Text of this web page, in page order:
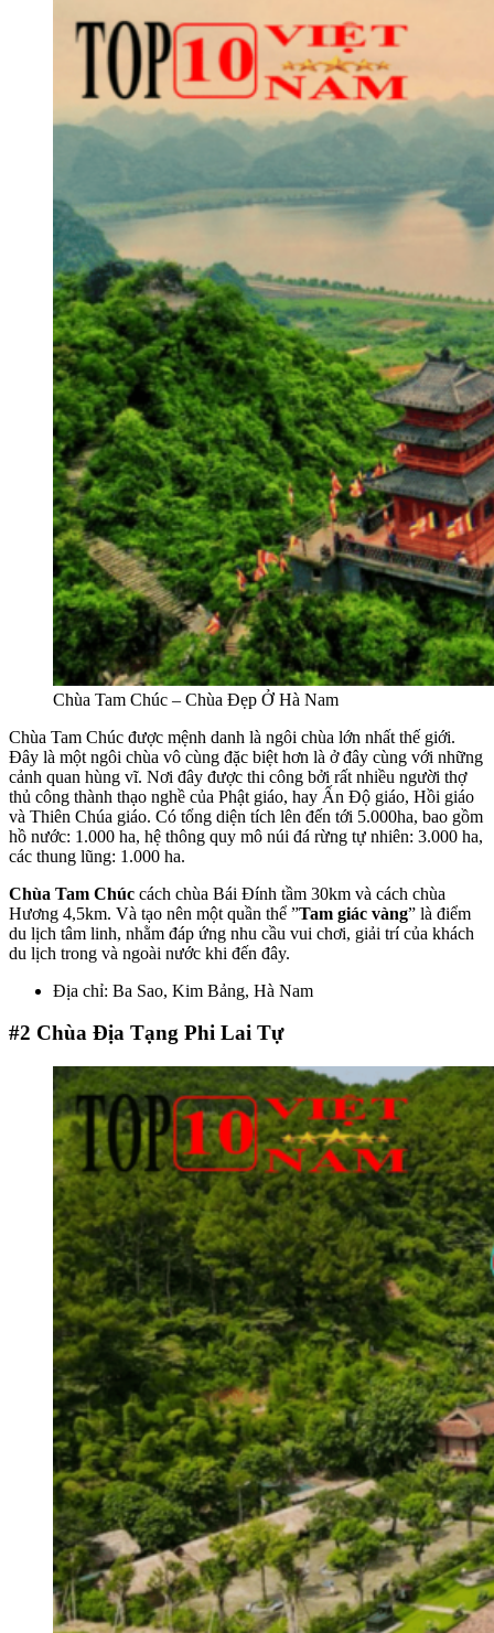
Chùa Tam Chúc – Chùa Đẹp Ở Hà Nam
Chùa Tam Chúc được mệnh danh là ngôi chùa lớn nhất thế giới.
Đây là một ngôi chùa vô cùng đặc biệt hơn là ở đây cùng với những
cảnh quan hùng vĩ. Nơi đây được thi công bởi rất nhiều người thợ
thủ công thành thạo nghề của Phật giáo, hay Ấn Độ giáo, Hồi giáo
và Thiên Chúa giáo. Có tổng diện tích lên đến tới 5.000ha, bao gồm
hồ nước: 1.000 ha, hệ thông quy mô núi đá rừng tự nhiên: 3.000 ha,
các thung lũng: 1.000 ha.
Chùa Tam Chúc cách chùa Bái Đính tầm 30km và cách chùa
Hương 4,5km. Và tạo nên một quần thể ”Tam giác vàng” là điểm
du lịch tâm linh, nhằm đáp ứng nhu cầu vui chơi, giải trí của khách
du lịch trong và ngoài nước khi đến đây.
Địa chỉ: Ba Sao, Kim Bảng, Hà Nam
#2 Chùa Địa Tạng Phi Lai Tự